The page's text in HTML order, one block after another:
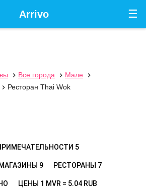
☰
Arrivo
 Все города  Мале

 Ресторан Thai Wok
5
МАГАЗИНЫ 9 РЕСТОРАНЫ 7
ЦЕНЫ 1 MVR = 5.04 RUB